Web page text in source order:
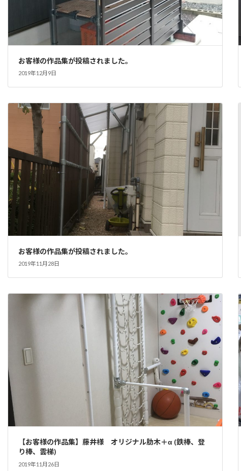
お客様の作品集が投稿されました。
2019年12月9日
お客様の作品集が投稿されました。
2019年11月28日
【お客様の作品集】藤井様 オリジナル肋木＋α (鉄棒、登
り棒、雲梯)
2019年11月26日